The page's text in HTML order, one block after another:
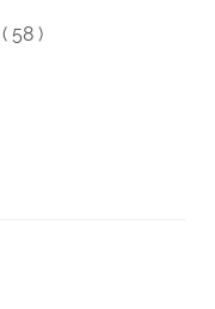
( 58 )